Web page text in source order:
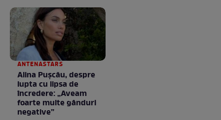
ANTENASTARS
Alina Pușcău, despre
lupta cu lipsa de
încredere: „Aveam
foarte multe gânduri
negative”